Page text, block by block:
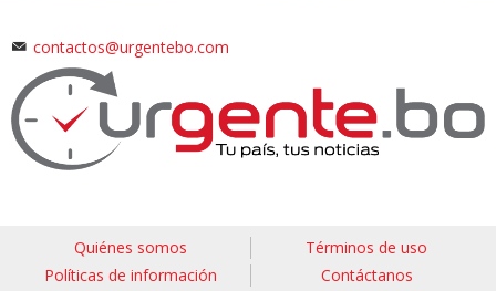
contactos@urgentebo.com
Quiénes somos
Términos de uso
Políticas de información
Contáctanos